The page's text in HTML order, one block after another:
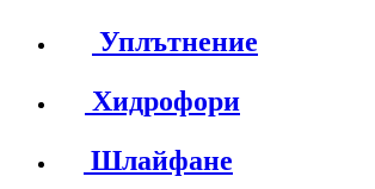
Уплътнение
Хидрофори
Шлайфане